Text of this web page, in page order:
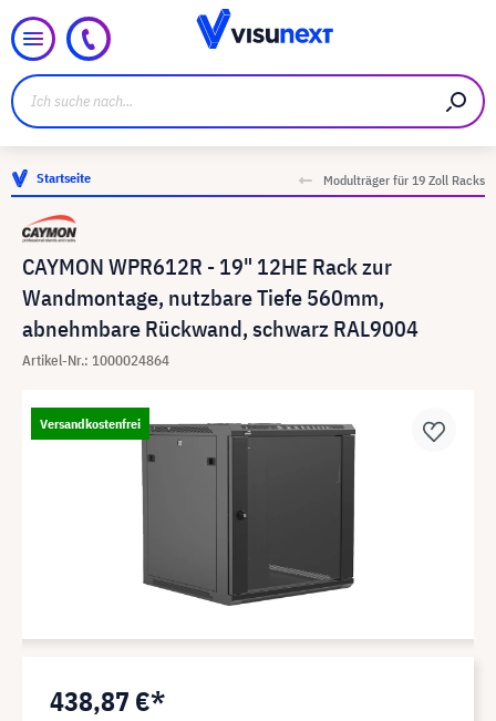
Startseite Modulträger für 19 Zoll Racks
CAYMON WPR612R - 19" 12HE Rack zur
Wandmontage, nutzbare Tiefe 560mm,
abnehmbare Rückwand, schwarz RAL9004
Artikel-Nr.: 1000024864
Versandkostenfrei
438,87 €*